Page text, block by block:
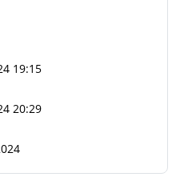
19:15
20:29